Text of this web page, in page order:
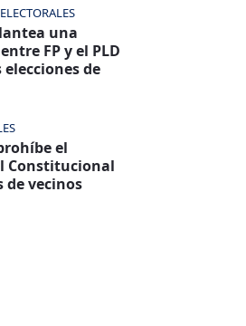
una
FP y el PLD
elecciones de
el
Constitucional
de vecinos